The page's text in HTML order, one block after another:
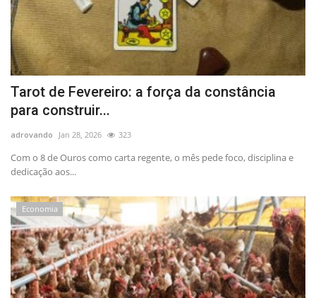
Tarot de Fevereiro: a força da constância
para construir...
adrovando Jan 28, 2026 323
Com o 8 de Ouros como carta regente, o mês pede foco, disciplina e
dedicação aos...
Economia